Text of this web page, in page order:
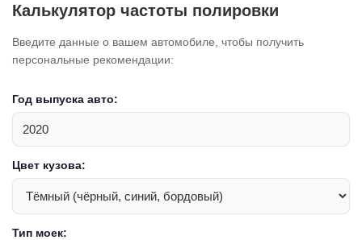
Калькулятор частоты полировки
Введите данные о вашем автомобиле, чтобы получить
персональные рекомендации:
Год выпуска авто:
Цвет кузова:
Тип моек: